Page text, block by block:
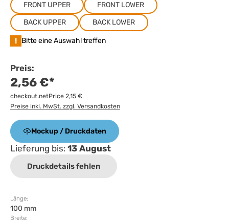
FRONT UPPER
FRONT LOWER
BACK UPPER
BACK LOWER
! Bitte eine Auswahl treffen
Preis:
2,56 €*
checkout.netPrice 2,15 €
Preise inkl. MwSt. zzgl. Versandkosten
Mockup / Druckdaten
Lieferung bis: 13 August
Druckdetails fehlen
Länge:
100 mm
Breite: